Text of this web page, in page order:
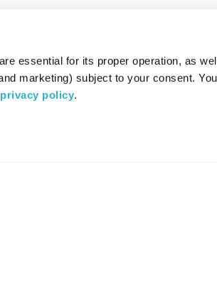
essential for its proper operation, as
marketing) subject to your consent.
policy.